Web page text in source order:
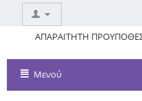
ΑΠΑΡΑΙΤΗΤΗ
Μενού